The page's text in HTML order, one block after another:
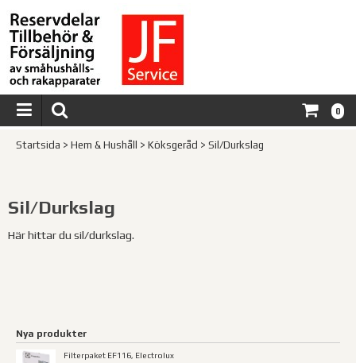
0
Startsida > Hem & Hushåll > Köksgeråd > Sil/Durkslag
Sil/Durkslag
Här hittar du sil/durkslag.
Nya produkter
Filterpaket EF116, Electrolux